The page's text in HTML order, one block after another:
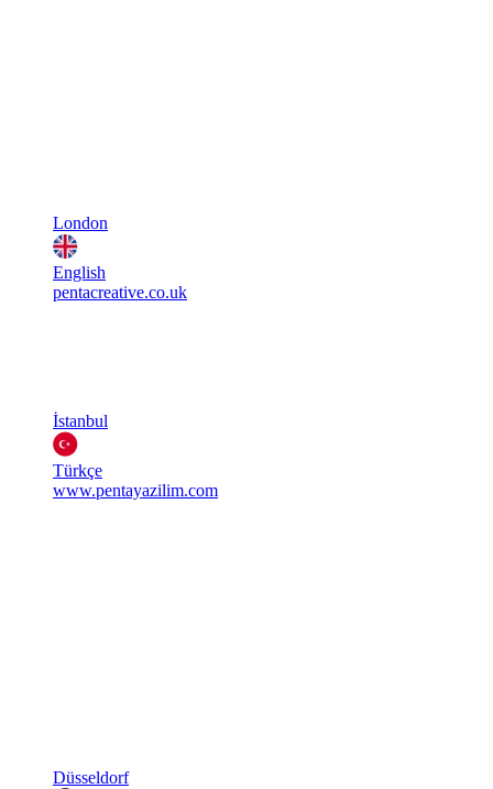
London
English
pentacreative.co.uk
İstanbul
Türkçe
www.pentayazilim.com
Düsseldorf